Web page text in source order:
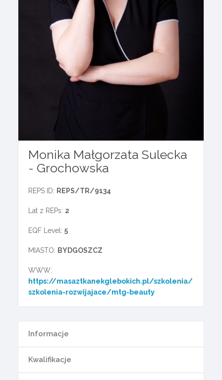
Monika Małgorzata Sulecka
- Grochowska
REPS ID: REPS/TR/9134
Lat z REPs: 2
EQF Level:5
MIASTO: BYDGOSZCZ
WWW:
https://masaztkanekglebokich.pl/szkolenia/
szkolenia-rozwijajace/mtg-beauty
Informacje
Kwalifikacje